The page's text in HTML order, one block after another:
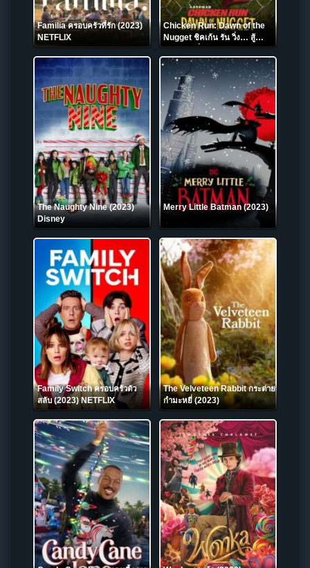
Familia ครอบครัวที่รัก (2023)
NETFLIX
Chicken Run: Dawn of the
Nugget ชิคเก้น รัน วิ่ง… สู้…
กระต๊ากสนั่นโลก 2 (2023)
NETFLIX
The Naughty Nine (2023)
Disney
Merry Little Batman (2023)
Family Switch ครอบครัวตัว
สลับ (2023) NETFLIX
The Velveteen Rabbit กระต่าย
กำมะหยี่ (2023)